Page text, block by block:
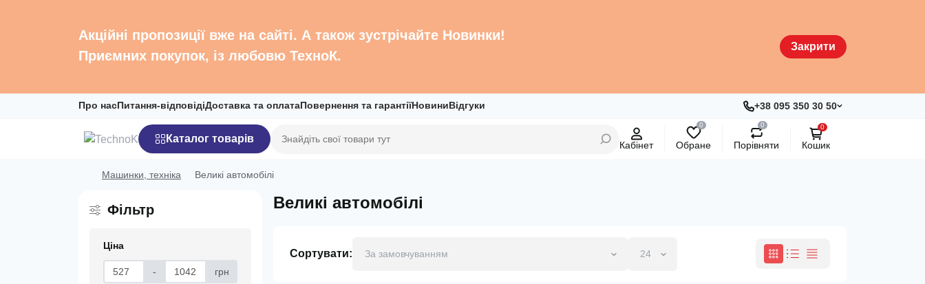
Акційні пропозиції вже на сайті. А також зустрічайте Новинки!
Приємних покупок, із любовю ТехноК.
Закрити
Про нас Питання-відповідіДоставка та оплата Повернення та гарантіїНовини Відгуки +38 095 350 30 50
Каталог товарів
Кабінет
0
Обране
0
Порівняти
0
Кошик
Машинки, техніка Великі автомобілі
Фільтр
Ціна
- грн
Великі автомобілі
Сортувати: